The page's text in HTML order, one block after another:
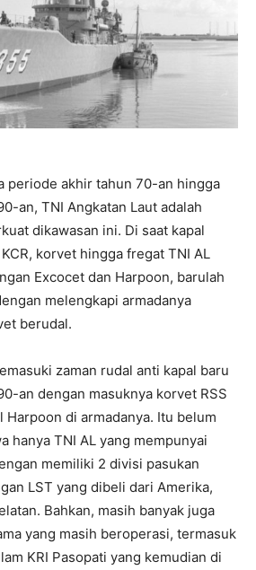
periode akhir tahun 70-an hingga
an, TNI Angkatan Laut adalah
dikawasan ini. Di saat kapal
korvet hingga fregat TNI AL
Excocet dan Harpoon, barulah
melengkapi armadanya
berudal.
zaman rudal anti kapal baru
an dengan masuknya korvet RSS
di armadanya. Itu belum
hanya TNI AL yang mempunyai
memiliki 2 divisi pasukan
LST yang dibeli dari Amerika,
Bahkan, masih banyak juga
yang masih beroperasi, termasuk
KRI Pasopati yang kemudian di